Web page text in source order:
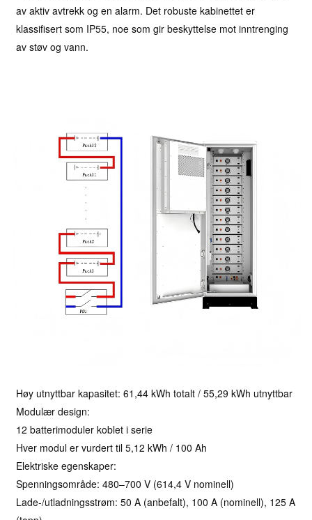
av aktiv avtrekk og en alarm. Det robuste kabinettet er
klassifisert som IP55, noe som gir beskyttelse mot inntrenging
av støv og vann.
Høy utnyttbar kapasitet: 61,44 kWh totalt / 55,29 kWh utnyttbar
Modulær design:
12 batterimoduler koblet i serie
Hver modul er vurdert til 5,12 kWh / 100 Ah
Elektriske egenskaper:
Spenningsområde: 480–700 V (614,4 V nominell)
Lade-/utladningsstrøm: 50 A (anbefalt), 100 A (nominell), 125 A